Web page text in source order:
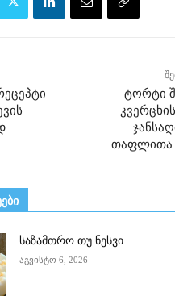
ტორტი
თაფლითა
საზამთრო თუ ნესვი
აგვისტო 6, 2026